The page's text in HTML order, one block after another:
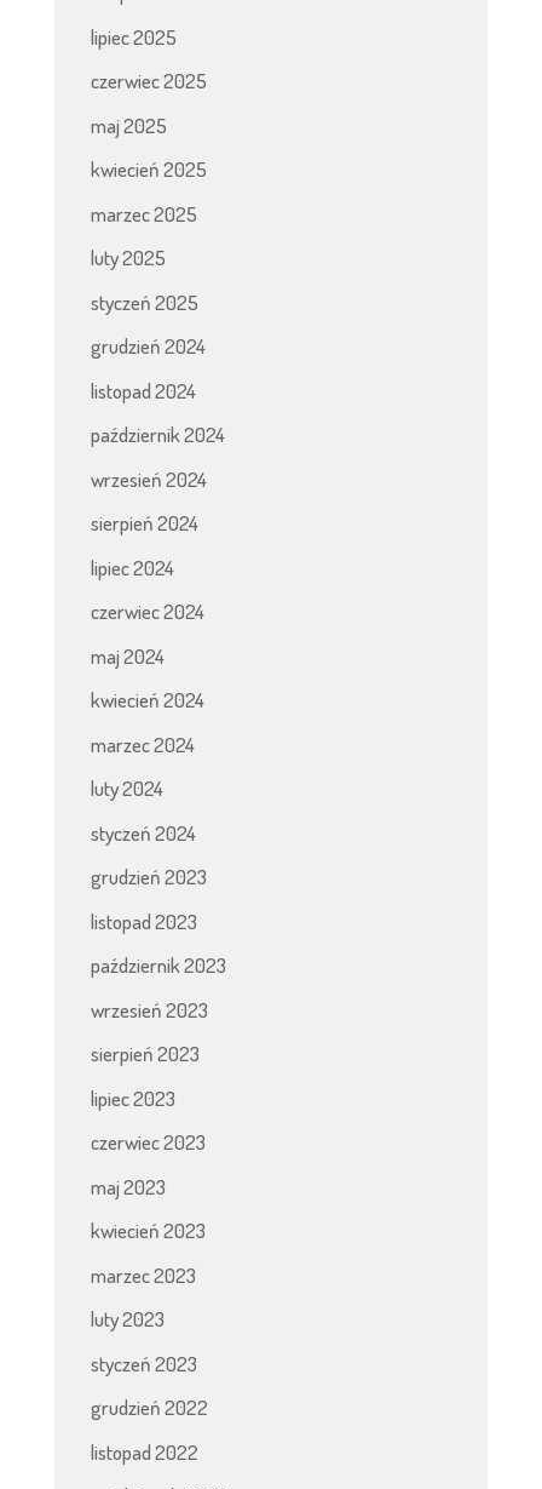
lipiec 2025
czerwiec 2025
maj 2025
kwiecień 2025
marzec 2025
luty 2025
styczeń 2025
grudzień 2024
listopad 2024
październik 2024
wrzesień 2024
sierpień 2024
lipiec 2024
czerwiec 2024
maj 2024
kwiecień 2024
marzec 2024
luty 2024
styczeń 2024
grudzień 2023
listopad 2023
październik 2023
wrzesień 2023
sierpień 2023
lipiec 2023
czerwiec 2023
maj 2023
kwiecień 2023
marzec 2023
luty 2023
styczeń 2023
grudzień 2022
listopad 2022